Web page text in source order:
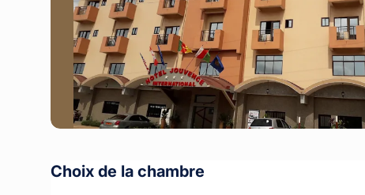
Choix de la chambre